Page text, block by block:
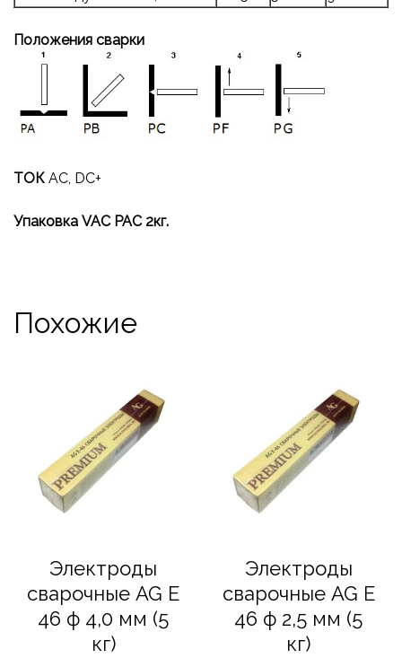
Положения сварки
ТОК AC, DC+
Упаковка VAC PAC 2кг.
Похожие
Электроды
сварочные AG E
46 ф 4,0 мм (5
кг)
Электроды
сварочные AG E
46 ф 2,5 мм (5
кг)